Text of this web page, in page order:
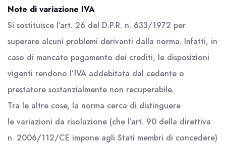
Note di variazione IVA
Si sostituisce l’art. 26 del D.P.R. n. 633/1972 per
superare alcuni problemi derivanti dalla norma. Infatti, in
caso di mancato pagamento dei crediti, le disposizioni
vigenti rendono l’IVA addebitata dal cedente o
prestatore sostanzialmente non recuperabile.
Tra le altre cose, la norma cerca di distinguere
le variazioni da risoluzione (che l’art. 90 della direttiva
n. 2006/112/CE impone agli Stati membri di concedere)